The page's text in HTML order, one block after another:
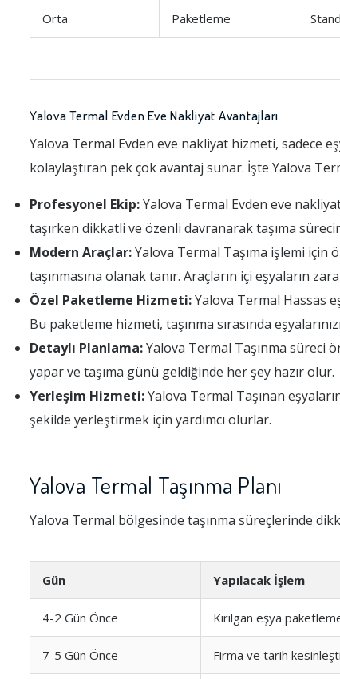
Orta Paketleme
Yalova Termal Evden Eve Nakliyat Avantajları
Yalova Termal Evden eve nakliyat hizmeti, sadece
kolaylaştıran pek çok avantaj sunar. İşte Yalova
Profesyonel Ekip:Yalova Termal Evden eve
taşırken dikkatli ve özenli davranarak taşıma
Modern Araçlar:Yalova Termal Taşıma işlemi için
taşınmasına olanak tanır. Araçların içi eşyaların
Özel Paketleme Hizmeti:Yalova Termal Hassas
Bu paketleme hizmeti, taşınma sırasında
Detaylı Planlama:Yalova Termal Taşınma süreci
yapar ve taşıma günü geldiğinde her şey hazır olur.
Yerleşim Hizmeti:Yalova Termal Taşınan
şekilde yerleştirmek için yardımcı olurlar.
Yalova Termal Taşınma Planı
Yalova Termal bölgesinde taşınma süreçlerinde
Gün Yapılacak İşlem
4-2 Gün Önce Kırılgan eşya
7-5 Gün Önce Firma ve tarih